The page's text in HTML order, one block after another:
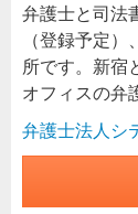
弁護士と司法
（登録予定
所です。新宿
オフィスの弁
弁護士法人シ